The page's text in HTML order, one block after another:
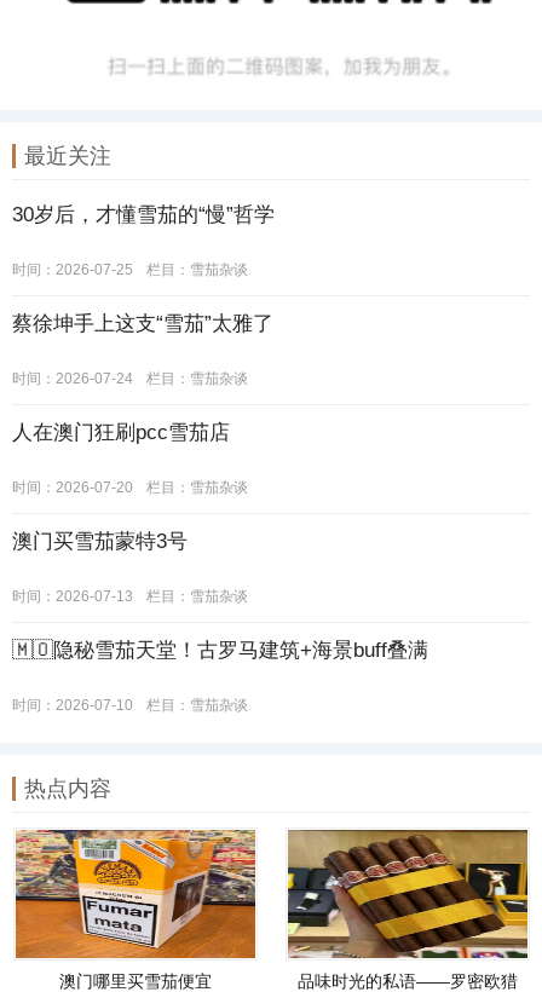
最近关注
30岁后，才懂雪茄的“慢”哲学
时间：2026-07-25 栏目： 雪茄杂谈
蔡徐坤手上这支“雪茄”太雅了
时间：2026-07-24 栏目： 雪茄杂谈
人在澳门狂刷pcc雪茄店
时间：2026-07-20 栏目： 雪茄杂谈
澳门买雪茄蒙特3号
时间：2026-07-13 栏目： 雪茄杂谈
🇲🇴隐秘雪茄天堂！古罗马建筑+海景buff叠满
时间：2026-07-10 栏目： 雪茄杂谈
热点内容
澳门哪里买雪茄便宜 品味时光的私语——罗密欧猎